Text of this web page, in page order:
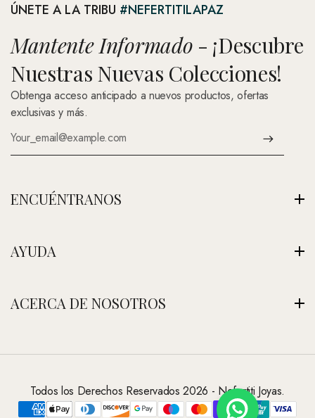
ÚNETE A LA TRIBU #NEFERTITILAPAZ
Mantente Informado - ¡Descubre
Nuestras Nuevas Colecciones!
Obtenga acceso anticipado a nuevos productos, ofertas
exclusivas y más.
ENCUÉNTRANOS
Ver Nuestra Tienda
contacto@nefertitijoyas.com
AYUDA
Política de Privacidad
Preguntas Frecuentes
ACERCA DE NOSOTROS
Visitar Nuestra Tienda
Contáctanos
Todos los Derechos Reservados 2026 - Nefertiti Joyas.